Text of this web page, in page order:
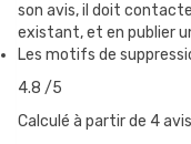
QUAND
Il y a plusieurs signes
dans une cartouche :
son avis, il doit
existant, et en publier
Les motifs de
4.8 /5
Calculé à partir de 4